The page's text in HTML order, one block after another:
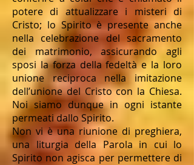
potere di attualizzare i misteri di
Cristo; lo Spirito è presente anche
nella celebrazione del sacramento
dei matrimonio, assicurando agli
sposi la forza della fedeltà e la loro
unione reciproca nella imitazione
dell’unione del Cristo con la Chiesa.
Noi siamo dunque in ogni istante
permeati dallo Spirito.
Non vi è una riunione di preghiera,
una liturgia della Parola in cui lo
Spirito non agisca per permettere di